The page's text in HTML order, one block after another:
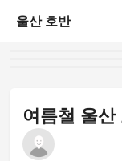
울산 호반
여름철 울